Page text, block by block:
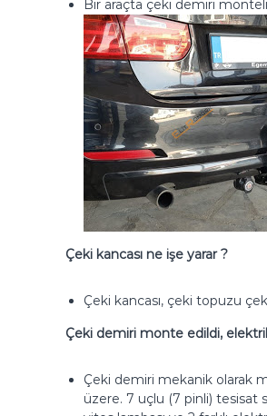
Bir araçta çeki demiri
Çeki kancası ne işe yarar ?
Çeki kancası, çeki topuzu
Çeki demiri monte edildi,
Çeki demiri mekanik olarak
üzere. 7 uçlu (7 pinli) tesisat